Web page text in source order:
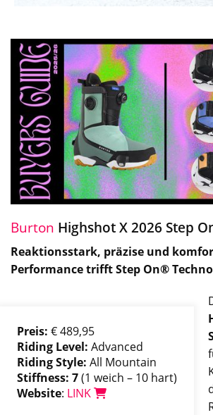
Burton Highshot X 2026 Step
Reaktionsstark, präzise und
Performance trifft Step On®
Preis: € 489,95
Riding Level: Advanced
Riding Style: All Mountain
Stiffness: 7(1 weich – 10 hart)
Website: LINK